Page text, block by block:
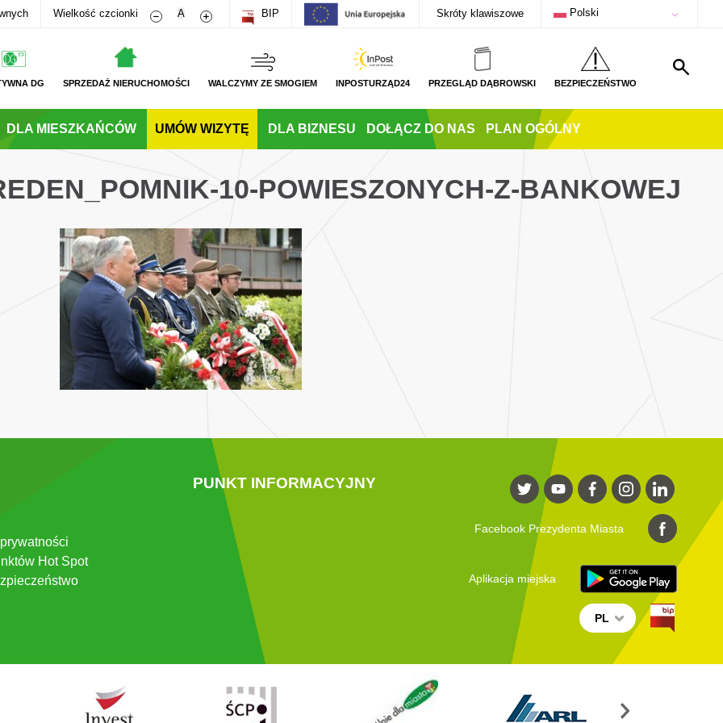
Wielkość czcionki Zmniejsz rozmiar czcionki
A Zwiększ rozmiar czcionki
BIP Skróty klawiszowe Polski
DG SPRZEDAŻ NIERUCHOMOŚCI WALCZYMY ZE SMOGIEM INPOSTURZĄD24 PRZEGLĄD DĄBROWSKI BEZPIECZEŃSTWO
DLA MIESZKAŃCÓW UMÓW WIZYTĘ DLA BIZNESU DOŁĄCZ DO NAS PLAN OGÓLNY
10-POWIESZONYCH-Z-BANKOWEJ
Hot Spot
PUNKT INFORMACYJNY
Facebook Prezydenta Miasta
Aplikacja miejska
PL